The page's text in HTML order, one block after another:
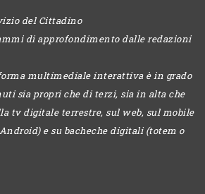
del Cittadino
di approfondimento dalle redazioni
multimediale interattiva è in grado
sia propri che di terzi, sia in alta che
tv digitale terrestre, sul web, sul mobile
e su bacheche digitali (totem o